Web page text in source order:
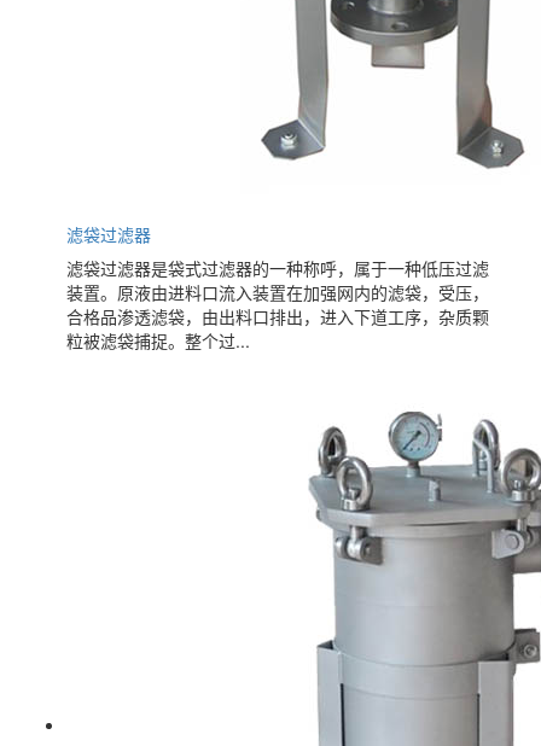
滤袋过滤器
滤袋过滤器是袋式过滤器的一种称呼，属于一种低压过滤
装置。原液由进料口流入装置在加强网内的滤袋，受压，
合格品渗透滤袋，由出料口排出，进入下道工序，杂质颗
粒被滤袋捕捉。整个过...